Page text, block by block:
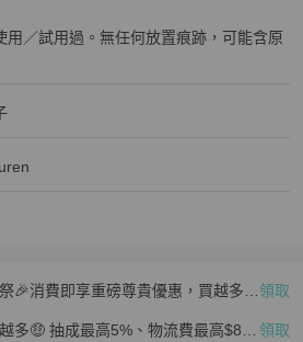
用／試用過。無任何放置痕跡，可能含原
配件
🎉消費即享重磅尊貴優惠，買越多、 領取
多🤑 抽成最高5%、物流費最高$800 領取